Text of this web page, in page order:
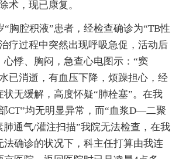
术，现已康复。
腔积液”患者，经检查确诊为“TB性
疗过程中突然出现呼吸急促，活动后
心悸、胸闷，急查心电图示：“窦
已消逝，有血压下降，烦躁担心，经
状无缓解，高度怀疑“肺栓塞”。在我
CT”均无明显异常，而“血浆D—二聚
肺通气/灌注扫描”我院无法检查，在我
法确诊的状况下，科主任打算由我连